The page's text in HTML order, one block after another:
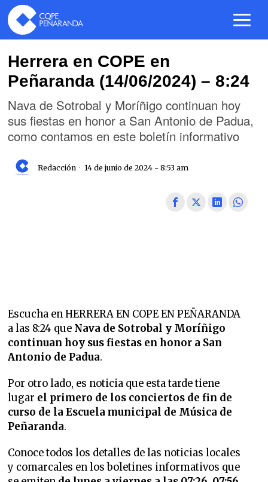
Herrera en COPE en
Peñaranda (14/06/2024) – 8:24
Nava de Sotrobal y Moríñigo continuan hoy
sus fiestas en honor a San Antonio de Padua,
como contamos en este boletín informativo
Redacción 14 de junio de 2024 - 8:53 am
Escucha en HERRERA EN COPE EN PEÑARANDA
a las 8:24 que Nava de Sotrobal y Moríñigo
continuan hoy sus fiestas en honor a San
Antonio de Padua.
Por otro lado, es noticia que esta tarde tiene
lugar el primero de los conciertos de fin de
curso de la Escuela municipal de Música de
Peñaranda.
Conoce todos los detalles de las noticias locales
y comarcales en los boletines informativos que